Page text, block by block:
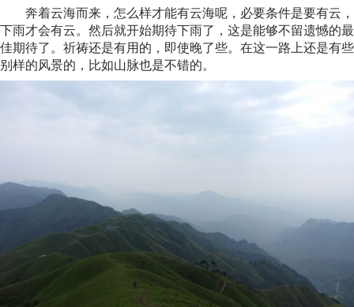
奔着云海而来，怎么样才能有云海呢，必要条件是要有云，
下雨才会有云。然后就开始期待下雨了，这是能够不留遗憾的最
佳期待了。祈祷还是有用的，即使晚了些。在这一路上还是有些
别样的风景的，比如山脉也是不错的。